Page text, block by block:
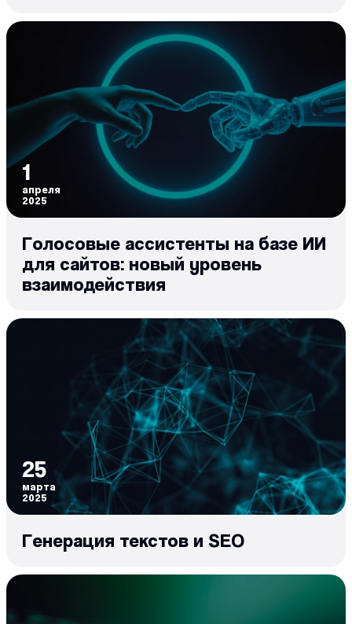
1
апреля
2025
Голосовые ассистенты на базе ИИ
для сайтов: новый уровень
взаимодействия
25
марта
2025
Генерация текстов и SEO